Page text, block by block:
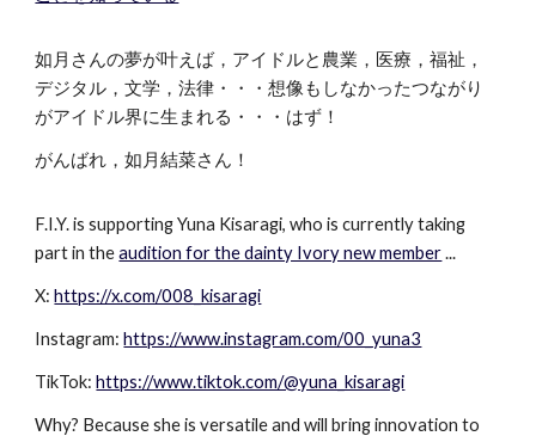
如月さんの夢が叶えば，アイドルと農業，医療，福祉，
デジタル，文学，法律・・・想像もしなかったつながり
がアイドル界に生まれる・・・はず！
がんばれ，如月結菜さん！
F.I.Y. is supporting Yuna Kisaragi, who is currently taking
part in theaudition for the dainty Ivory new member...
X:https://x.com/008_kisaragi
Instagram:https://www.instagram.com/00_yuna3
TikTok:https://www.tiktok.com/@yuna_kisaragi
Why? Because she is versatile and will bring innovation to